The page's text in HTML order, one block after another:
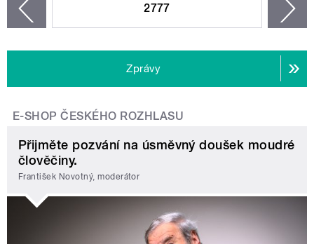
2777
Zprávy
E-SHOP ČESKÉHO ROZHLASU
Přijměte pozvání na úsměvný doušek moudré
člověčiny.
František Novotný, moderátor